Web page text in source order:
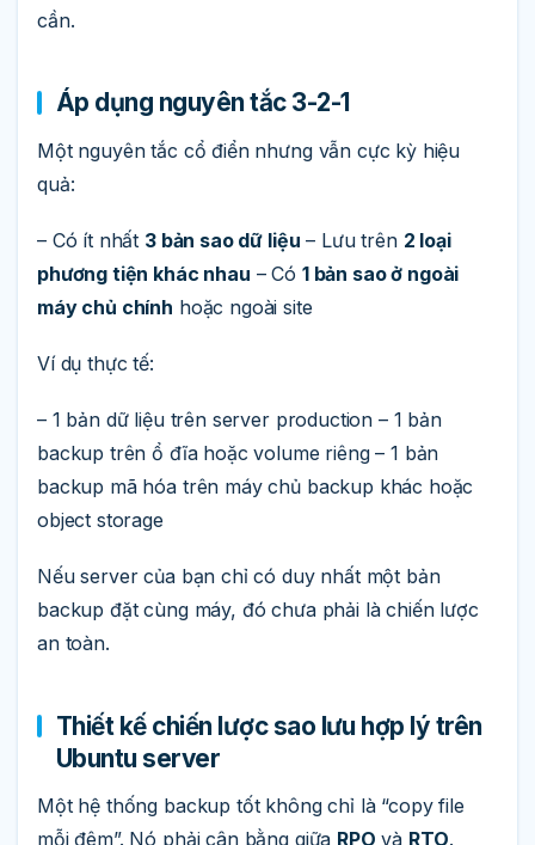
cần.
Áp dụng nguyên tắc 3-2-1
Một nguyên tắc cổ điển nhưng vẫn cực kỳ hiệu
quả:
– Có ít nhất 3 bản sao dữ liệu – Lưu trên 2 loại
phương tiện khác nhau – Có 1 bản sao ở ngoài
máy chủ chính hoặc ngoài site
Ví dụ thực tế:
– 1 bản dữ liệu trên server production – 1 bản
backup trên ổ đĩa hoặc volume riêng – 1 bản
backup mã hóa trên máy chủ backup khác hoặc
object storage
Nếu server của bạn chỉ có duy nhất một bản
backup đặt cùng máy, đó chưa phải là chiến lược
an toàn.
Thiết kế chiến lược sao lưu hợp lý trên
Ubuntu server
Một hệ thống backup tốt không chỉ là “copy file
mỗi đêm”. Nó phải cân bằng giữa RPO và RTO.